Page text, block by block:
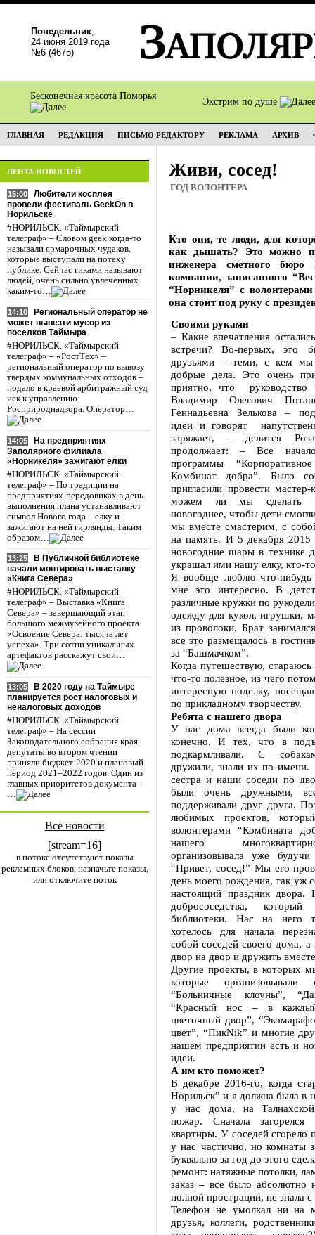
Понедельник,
24 июня 2019 года
№6 (4675)
Бесконечная красота Поморья
Экстрим по душе
ГЛАВНАЯ РЕДАКЦИЯ ПИСЬМО РЕДАКТОРУ РЕКЛАМА АРХИВ
ЛЕНТА НОВОСТЕЙ
15:00
Любители косплея
провели фестиваль GeekOn в
Норильске
#НОРИЛЬСК. «Таймырский
телеграф» – Словом geek когда-то
называли ярмарочных чудаков,
которые выступали на потеху
публике. Сейчас гиками называют
людей, очень сильно увлеченных
каким-то…
14:10
Региональный оператор не
может вывезти мусор из
поселков Таймыра
#НОРИЛЬСК. «Таймырский
телеграф» – «РостТех» –
региональный оператор по вывозу
твердых коммунальных отходов –
подало в краевой арбитражный суд
иск к управлению
Росприроднадзора. Оператор…
14:05
На предприятиях
Заполярного филиала
«Норникеля» зажигают елки
#НОРИЛЬСК. «Таймырский
телеграф» – По традиции на
предприятиях-передовиках в день
выполнения плана устанавливают
символ Нового года – елку и
зажигают на ней гирлянды. Таким
образом…
13:25
В Публичной библиотеке
начали монтировать выставку
«Книга Севера»
#НОРИЛЬСК. «Таймырский
телеграф» – Выставка «Книга
Севера» – завершающий этап
большого межмузейного проекта
«Освоение Севера: тысяча лет
успеха». Три сотни уникальных
артефактов расскажут свои…
13:05
В 2020 году на Таймыре
планируется рост налоговых и
неналоговых доходов
#НОРИЛЬСК. «Таймырский
телеграф» – На сессии
Законодательного собрания края
депутаты во втором чтении
приняли бюджет-2020 и плановый
период 2021–2022 годов. Один из
главных приоритетов документа –
…
Все новости
[stream=16]
в потоке отсутствуют показы
рекламных блоков, назначьте показы,
или отключите поток
Живи, сосед!
ГОД ВОЛОНТЕРА
Кто они, те люди, для
как дышать? Это можно
инженера сметного бюро
компании, записанного
“Норникеля” с
она стоит под руку с
Своими руками
– Какие впечатления
встречи? Во-первых, это
друзьями – теми, с кем мы
добрые дела. Это очень
приятно, что руководство
Владимир Олегович
Геннадьевна Зелькова –
идеи и говорят
заряжает, – делится
продолжает: – Все
программы
Комбинат добра”. Было
пригласили провести мастер-
можем ли мы сделать
новогоднее, чтобы дети
мы вместе смастерим, с
на память. И 5 декабря 2015
новогодние шары в технике
украшал ими нашу елку, кто-
Я вообще люблю что-нибудь
мне это интересно. В
различные кружки по
одежду для кукол, игрушки,
из проволоки. Брат
все это размещалось в
за “Башмачком”.
Когда путешествую,
что-то полезное, из чего
интересную поделку,
по прикладному творчеству.
Ребята с нашего двора
У нас дома всегда были
конечно. И тех, что в
подкармливали. С
дружили, знали их по
сестра и наши соседи по
были очень дружными,
поддерживали друг друга.
любимых проектов,
волонтерами “Комбината
нашего
организовывала уже будучи
“Привет, сосед!” Мы его
день моего рождения, так уж
настоящий праздник двора.
добрососедства,
библиотеки. Нас на него
хотелось для начала
собой соседей своего дома,
двор на двор и дружить
Другие проекты, в которых
которые
“Больничные клоуны”,
“Красный нос – в
цветочный двор”,
цвет”, “ПикNik” и многие
нашем предприятии есть и
идеи.
А им кто поможет?
В декабре 2016-го, когда
Норильск” и я должна была в
у нас дома, на
пожар. Сначала
квартиры. У соседей сгорело
у нас частично, но комнаты
буквально за год до этого
ремонт: натяжные потолки,
заказ – все было абсолютно
полной прострации, не знала с
Телефон не умолкал ни на
друзья, коллеги,